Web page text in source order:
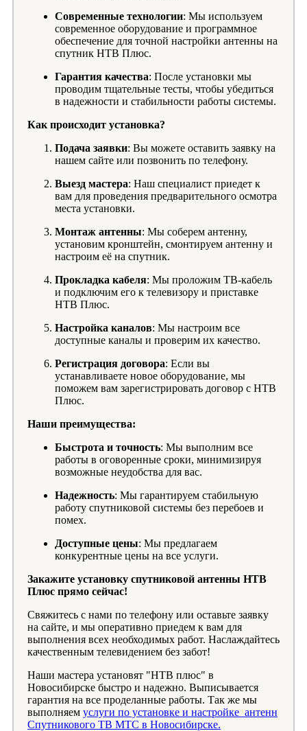
Современные технологии: Мы используем
современное оборудование и программное
обеспечение для точной настройки антенны на
спутник НТВ Плюс.
Гарантия качества: После установки мы
проводим тщательные тесты, чтобы убедиться
в надежности и стабильности работы системы.
Как происходит установка?
Подача заявки: Вы можете оставить заявку на
нашем сайте или позвонить по телефону.
Выезд мастера: Наш специалист приедет к
вам для проведения предварительного осмотра
места установки.
Монтаж антенны: Мы соберем антенну,
установим кронштейн, смонтируем антенну и
настроим её на спутник.
Прокладка кабеля: Мы проложим ТВ-кабель
и подключим его к телевизору и приставке
НТВ Плюс.
Настройка каналов: Мы настроим все
доступные каналы и проверим их качество.
Регистрация договора: Если вы
устанавливаете новое оборудование, мы
поможем вам зарегистрировать договор с НТВ
Плюс.
Наши преимущества:
Быстрота и точность: Мы выполним все
работы в оговоренные сроки, минимизируя
возможные неудобства для вас.
Надежность: Мы гарантируем стабильную
работу спутниковой системы без перебоев и
помех.
Доступные цены: Мы предлагаем
конкурентные цены на все услуги.
Закажите установку спутниковой антенны НТВ
Плюс прямо сейчас!
Свяжитесь с нами по телефону или оставьте заявку
на сайте, и мы оперативно приедем к вам для
выполнения всех необходимых работ. Наслаждайтесь
качественным телевидением без забот!
Наши мастера установят "НТВ плюс" в
Новосибирске быстро и надежно. Выписывается
гарантия на все проделанные работы. Так же мы
выполняем услуги по установке и настройке антенн
Спутникового ТВ МТС в Новосибирске.